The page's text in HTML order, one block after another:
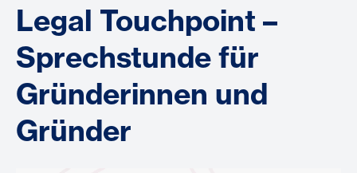
Legal Touchpoint –
Sprechstunde für
Gründerinnen und
Gründer